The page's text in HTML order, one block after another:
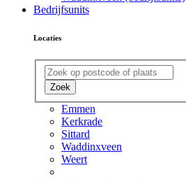
Bedrijfsunits
Locaties
Zoek
Emmen
Kerkrade
Sittard
Waddinxveen
Weert